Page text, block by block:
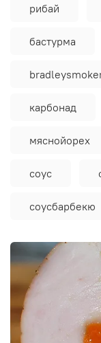
рибай
бастурма
карбонад
мяснойорех
соус
соусбарбекю